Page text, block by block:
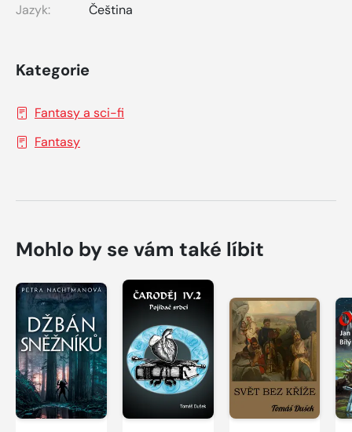
Jazyk:
Čeština
Kategorie
Fantasy a sci-fi
Fantasy
Mohlo by se vám také líbit